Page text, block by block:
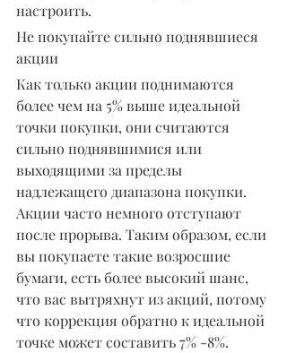
настроить.
Не покупайте сильно поднявшиеся
акции
Как только акции поднимаются
более чем на 5% выше идеальной
точки покупки, они считаются
сильно поднявшимися или
выходящими за пределы
надлежащего диапазона покупки.
Акции часто немного отступают
после прорыва. Таким образом, если
вы покупаете такие возросшие
бумаги, есть более высокий шанс,
что вас вытряхнут из акций, потому
что коррекция обратно к идеальной
точке может составить 7% -8%.